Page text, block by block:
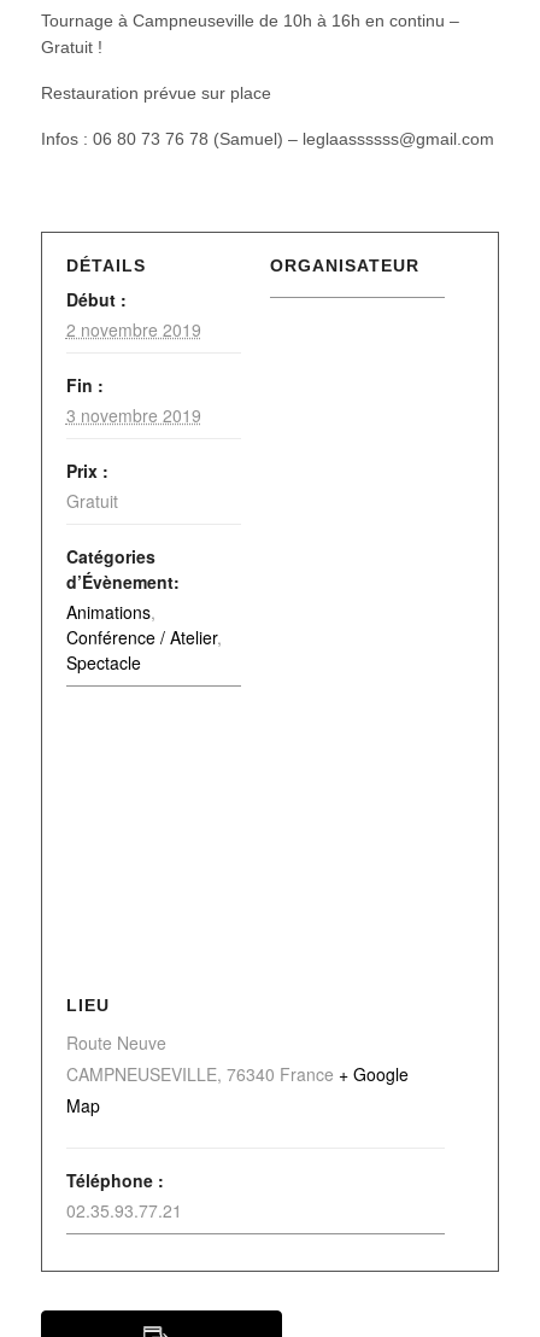
Tournage à Campneuseville de 10h à 16h en continu –
Gratuit !
Restauration prévue sur place
Infos : 06 80 73 76 78 (Samuel) – leglaassssss@gmail.com
DÉTAILS
Début :
2 novembre 2019
Fin :
3 novembre 2019
Prix :
Gratuit
Catégories
d’Évènement:
Animations,
Conférence / Atelier,
Spectacle
ORGANISATEUR
LIEU
Route Neuve
CAMPNEUSEVILLE, 76340 France + Google
Map
Téléphone :
02.35.93.77.21